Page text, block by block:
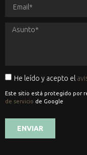
He leído y acepto el
Este sitio está protegido por
de servicio de Google
ENVIAR